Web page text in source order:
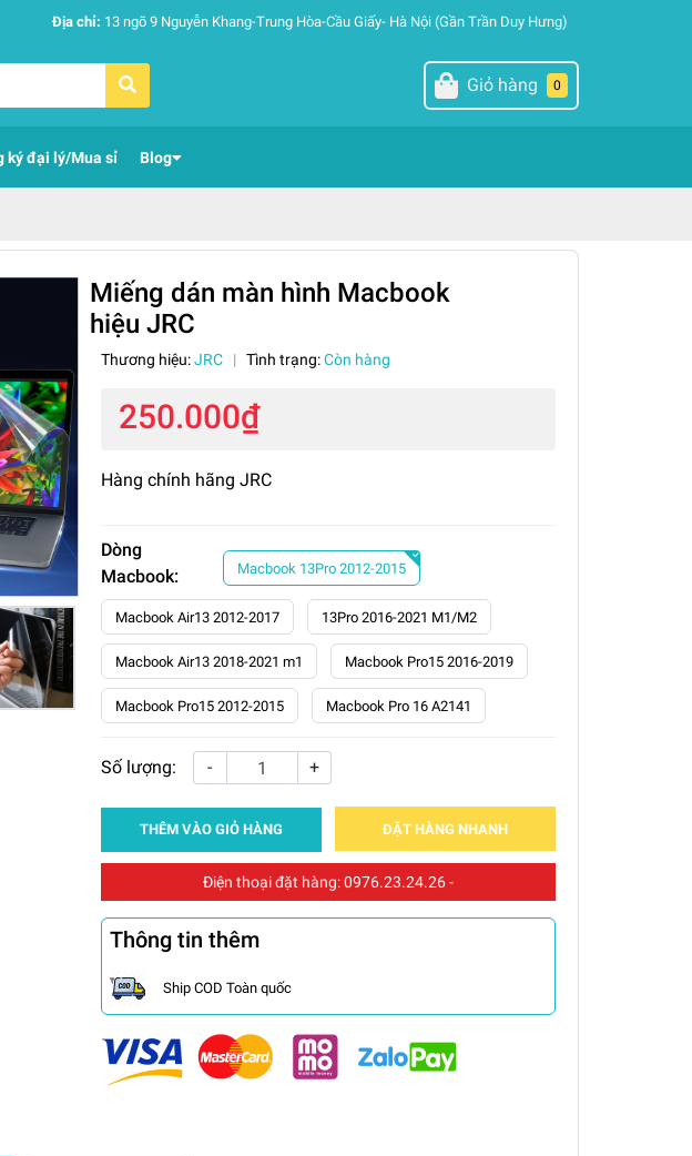
Địa chỉ: 13 ngõ 9 Nguyễn Khang-Trung Hòa-Cầu Giấy- Hà Nội (Gần Trần Duy Hưng)
Giỏ hàng 0
ký đại lý/Mua sỉ Blog
Miếng dán màn hình Macbook
hiệu JRC
Thương hiệu:JRC | Tình trạng:Còn hàng
250.000₫
Hàng chính hãng JRC
Dòng
Macbook:
Macbook 13Pro 2012-2015
Macbook Air13 2012-2017 13Pro 2016-2021 M1/M2
Macbook Air13 2018-2021 m1 Macbook Pro15 2016-2019
Macbook Pro15 2012-2015 Macbook Pro 16 A2141
Số lượng: - +
THÊM VÀO GIỎ HÀNG ĐẶT HÀNG NHANH
Điện thoại đặt hàng:0976.23.24.26-
Thông tin thêm
Ship COD Toàn quốc